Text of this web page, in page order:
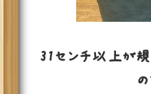
31センチ以上が
の